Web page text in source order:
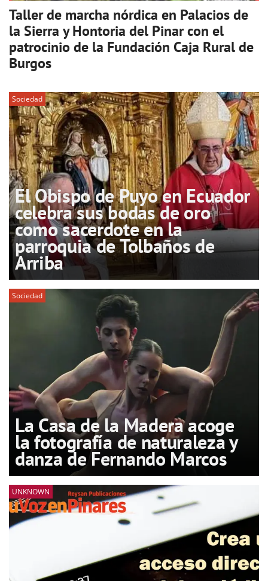
Taller de marcha nórdica en Palacios de
la Sierra y Hontoria del Pinar con el
patrocinio de la Fundación Caja Rural de
Burgos
Sociedad
El Obispo de Puyo en Ecuador
celebra sus bodas de oro
como sacerdote en la
parroquia de Tolbaños de
Arriba
Sociedad
La Casa de la Madera acoge
la fotografía de naturaleza y
danza de Fernando Marcos
UNKNOWN